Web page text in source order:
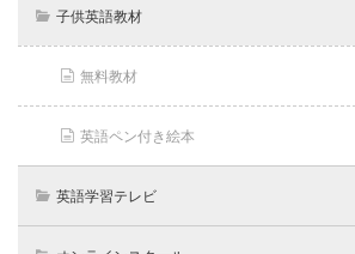
子供英語教材
無料教材
英語ペン付き絵本
英語学習テレビ